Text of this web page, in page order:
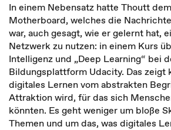
In einem Nebensatz hatte Thoutt
Motherboard, welches die
war, auch gesagt, wie er gelernt hat,
Netzwerk zu nutzen: in einem Kurs
Intelligenz und „Deep Learning“ bei
Bildungsplattform Udacity. Das zeigt
digitales Lernen vom abstrakten
Attraktion wird, für das sich
könnten. Es geht weniger um bloße
Themen und um das, was digitales